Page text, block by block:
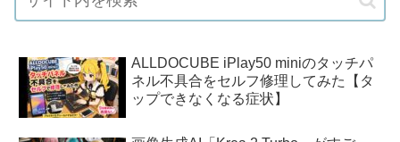
ALLDOCUBE iPlay50 miniのタッチパ
ネル不具合をセルフ修理してみた【タ
ップできなくなる症状】